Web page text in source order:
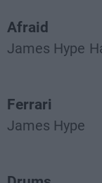
Afraid
James Hype
Ferrari
James Hype